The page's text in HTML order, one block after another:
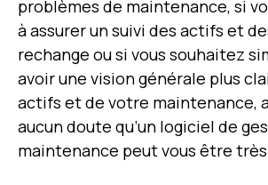
problèmes de maintenance, si
à assurer un suivi des actifs et
rechange ou si vous souhaitez
avoir une vision générale plus
actifs et de votre maintenance,
aucun doute qu’un logiciel de
maintenance peut vous être